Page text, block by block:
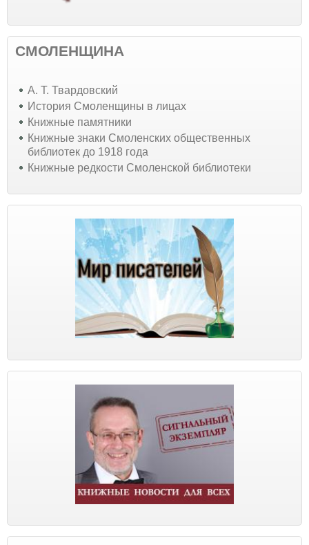
СМОЛЕНЩИНА
А. Т. Твардовский
История Смоленщины в лицах
Книжные памятники
Книжные знаки Смоленских общественных
библиотек до 1918 года
Книжные редкости Смоленской библиотеки